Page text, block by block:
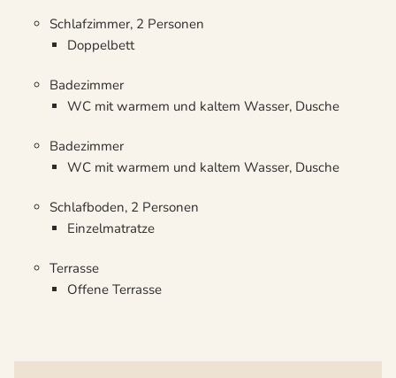
Schlafzimmer, 2 Personen
Doppelbett
Badezimmer
WC mit warmem und kaltem Wasser, Dusche
Badezimmer
WC mit warmem und kaltem Wasser, Dusche
Schlafboden, 2 Personen
Einzelmatratze
Terrasse
Offene Terrasse